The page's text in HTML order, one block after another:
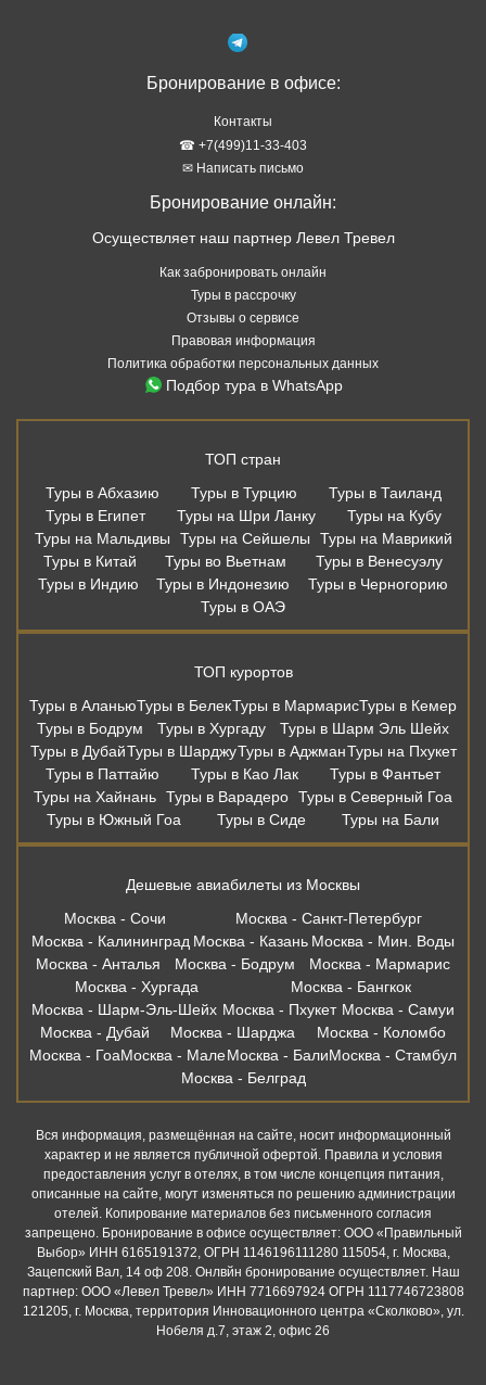
Бронирование в офисе:
Контакты
☎ +7(499)11-33-403
✉ Написать письмо
Бронирование онлайн:
Осуществляет наш партнер Левел Тревел
Как забронировать онлайн
Туры в рассрочку
Отзывы о сервисе
Правовая информация
Политика обработки персональных данных
Подбор тура в WhatsApp
ТОП стран
Туры в Абхазию
Туры в Турцию
Туры в Таиланд
Туры в Египет
Туры на Шри Ланку
Туры на Кубу
Туры на Мальдивы
Туры на Сейшелы
Туры на Маврикий
Туры в Китай
Туры во Вьетнам
Туры в Венесуэлу
Туры в Индию
Туры в Индонезию
Туры в Черногорию
Туры в ОАЭ
ТОП курортов
Туры в АланьюТуры в БелекТуры в МармарисТуры в Кемер
Туры в Бодрум
Туры в Хургаду
Туры в Шарм Эль Шейх
Туры в ДубайТуры в ШарджуТуры в АджманТуры на Пхукет
Туры в Паттайю
Туры в Као Лак
Туры в Фантьет
Туры на Хайнань Туры в Варадеро Туры в Северный Гоа
Туры в Южный Гоа
Туры в Сиде Туры на Бали
Дешевые авиабилеты из Москвы
Москва - Сочи
Москва - Санкт-Петербург
Москва - Калининград Москва - Казань Москва - Мин. Воды
Москва - Анталья
Москва - Бодрум
Москва - Мармарис
Москва - Хургада
Москва - Бангкок
Москва - Шарм-Эль-Шейх Москва - Пхукет Москва - Самуи
Москва - Дубай
Москва - Шарджа
Москва - Коломбо
Москва - ГоаМосква - МалеМосква - БалиМосква - Стамбул
Москва - Белград
Вся информация, размещённая на сайте, носит информационный
характер и не является публичной офертой. Правила и условия
предоставления услуг в отелях, в том числе концепция питания,
описанные на сайте, могут изменяться по решению администрации
отелей. Копирование материалов без письменного согласия
запрещено. Бронирование в офисе осуществляет: ООО «Правильный
Выбор» ИНН 6165191372, ОГРН 1146196111280 115054, г. Москва,
Зацепский Вал, 14 оф 208. Онлвйн бронирование осуществляет. Наш
партнер: ООО «Левел Тревел» ИНН 7716697924 ОГРН 1117746723808
121205, г. Москва, территория Инновационного центра «Сколково», ул.
Нобеля д.7, этаж 2, офис 26